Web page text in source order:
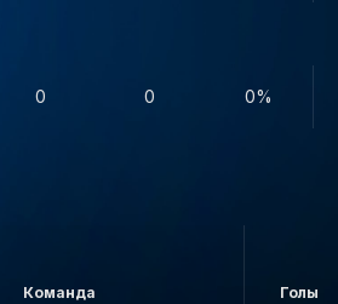
0 0 0%
Команда Голы